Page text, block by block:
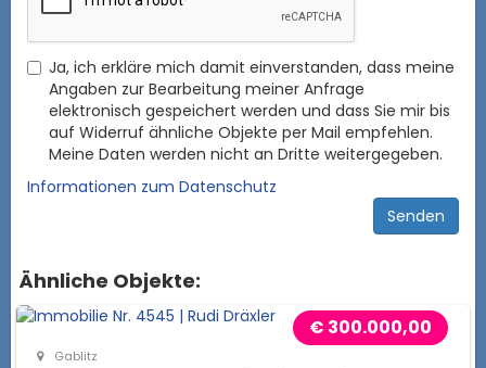
Ja, ich erkläre mich damit einverstanden, dass meine
Angaben zur Bearbeitung meiner Anfrage
elektronisch gespeichert werden und dass Sie mir bis
auf Widerruf ähnliche Objekte per Mail empfehlen.
Meine Daten werden nicht an Dritte weitergegeben.
Informationen zum Datenschutz
Ähnliche Objekte:
€ 300.000,00
Gablitz